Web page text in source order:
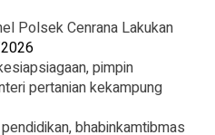
Polsek Cenrana Lakukan
pimpin
pertanian kekampung
bhabinkamtibmas